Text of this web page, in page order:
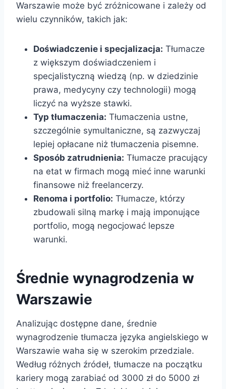
Warszawie może być zróżnicowane i zależy od
wielu czynników, takich jak:
Doświadczenie i specjalizacja: Tłumacze
z większym doświadczeniem i
specjalistyczną wiedzą (np. w dziedzinie
prawa, medycyny czy technologii) mogą
liczyć na wyższe stawki.
Typ tłumaczenia: Tłumaczenia ustne,
szczególnie symultaniczne, są zazwyczaj
lepiej opłacane niż tłumaczenia pisemne.
Sposób zatrudnienia: Tłumacze pracujący
na etat w firmach mogą mieć inne warunki
finansowe niż freelancerzy.
Renoma i portfolio: Tłumacze, którzy
zbudowali silną markę i mają imponujące
portfolio, mogą negocjować lepsze
warunki.
Średnie wynagrodzenia w
Warszawie
Analizując dostępne dane, średnie
wynagrodzenie tłumacza języka angielskiego w
Warszawie waha się w szerokim przedziale.
Według różnych źródeł, tłumacze na początku
kariery mogą zarabiać od 3000 zł do 5000 zł